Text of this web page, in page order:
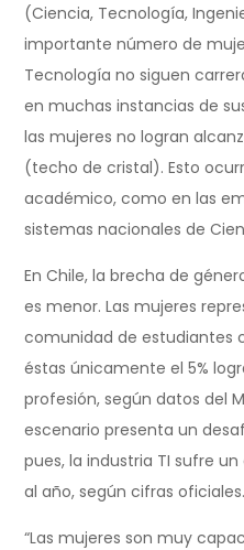
(Ciencia, Tecnología,
importante número de
Tecnología no siguen
en muchas instancias de
las mujeres no logran
(techo de cristal). Esto
académico, como en las
sistemas nacionales de
En Chile, la brecha de
es menor. Las mujeres
comunidad de estudiantes
éstas únicamente el 5%
profesión, según datos del
escenario presenta un
pues, la industria TI sufre
al año, según cifras oficiales.
“Las mujeres son muy